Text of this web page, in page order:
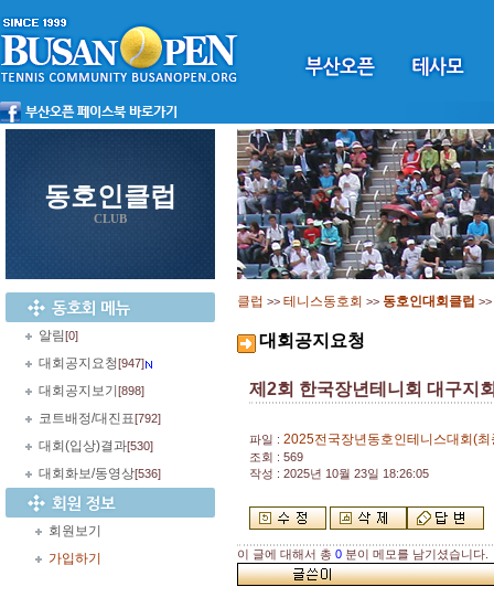
동호인클럽
CLUB
알림[0]
대회공지요청[947]
대회공지보기 [898]
코트배정/대진표[792]
대회(입상)결과[530]
대회화보/동영상[536]
회원보기
가입하기
클럽 >> 테니스동호회 >> 동호인대회클럽 >>
대회공지요청
제2회 한국장년테니회 대구지
파일 : 2025전국장년동호인테니스대회(최
조회 : 569
작성 : 2025년 10월 23일 18:26:05
이 글에 대해서 총 0 분이 메모를 남기셨습니다.